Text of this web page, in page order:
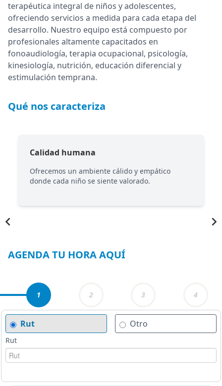
terapéutica integral de niños y adolescentes,
ofreciendo servicios a medida para cada etapa del
desarrollo. Nuestro equipo está compuesto por
profesionales altamente capacitados en
fonoaudiología, terapia ocupacional, psicología,
kinesiología, nutrición, educación diferencial y
estimulación temprana.
Qué nos caracteriza
Calidad humana
Ofrecemos un ambiente cálido y empático
donde cada niño se siente valorado.
AGENDA TU HORA AQUÍ
1 2 3 4
Rut Otro
Rut